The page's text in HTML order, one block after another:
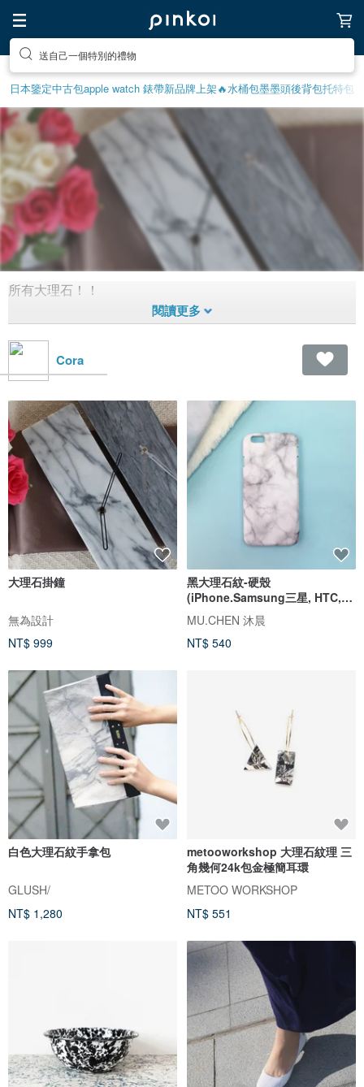
送自己一個特別的禮物
日本鑒定中古包apple watch 錶帶新品牌上架🔥水桶包墨墨頭後背包托特包
1,610
所有大理石！！
Cora
大理石掛鐘
無為設計
NT$ 999
黑大理石紋-硬殼
(iPhone.Samsung三星, HTC,
Sony.華碩手機殼)
MU.CHEN 沐晨
NT$ 540
白色大理石紋手拿包
GLUSH/
NT$ 1,280
metooworkshop 大理石紋理 三
角幾何24k包金極簡耳環
METOO WORKSHOP
NT$ 551